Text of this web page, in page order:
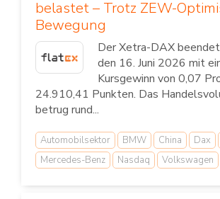
belastet – Trotz ZEW-
Bewegung
Der Xetra-DAX
den 16. Juni 2026 mit
Kursgewinn von 0,07
24.910,41 Punkten. Das
betrug rund...
Automobilsektor BMW China Dax
Mercedes-Benz
Nasdaq Volkswagen